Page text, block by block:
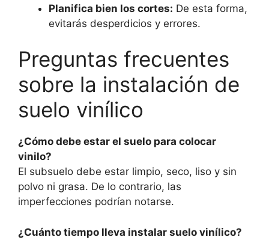
Planifica bien los cortes: De esta forma,
evitarás desperdicios y errores.
Preguntas frecuentes
sobre la instalación de
suelo vinílico
¿Cómo debe estar el suelo para colocar
vinilo?
El subsuelo debe estar limpio, seco, liso y sin
polvo ni grasa. De lo contrario, las
imperfecciones podrían notarse.
¿Cuánto tiempo lleva instalar suelo vinílico?